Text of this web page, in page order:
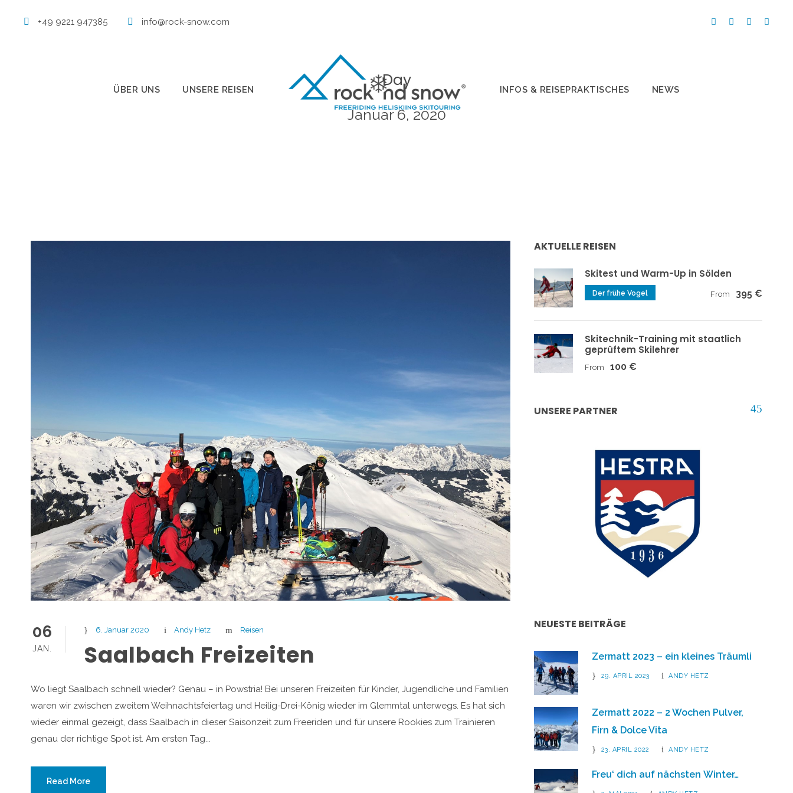
+49 9221 947385 info@rock-snow.com
ÜBER UNS UNSERE REISEN INFOS & REISEPRAKTISCHES NEWS
Day
Januar 6, 2020
06
JAN.
6. Januar 2020 Andy Hetz Reisen
Saalbach Freizeiten
Wo liegt Saalbach schnell wieder? Genau – in Powstria! Bei unseren Freizeiten für Kinder, Jugendliche und Familien
waren wir zwischen zweitem Weihnachtsfeiertag und Heilig-Drei-König wieder im Glemmtal unterwegs. Es hat sich
wieder einmal gezeigt, dass Saalbach in dieser Saisonzeit zum Freeriden und für unsere Rookies zum Trainieren
genau der richtige Spot ist. Am ersten Tag...
Read More
AKTUELLE REISEN
Skitest und Warm-Up in Sölden
Der frühe Vogel From 395 €
Skitechnik-Training mit staatlich
geprüftem Skilehrer
From 100 €
UNSERE PARTNER
HESTRA
PEAK PERFORMANCE
FRITSCHI
CONTOUR
ARVA
SALOMON
MSR
GENERATION SNOW
ROCK’nd SNOW OUTDOOR SPORTS
AGENCY
NEUESTE BEITRÄGE
Zermatt 2023 – ein kleines Träumli
29. APRIL 2023 ANDY HETZ
Zermatt 2022 – 2 Wochen Pulver,
Firn & Dolce Vita
23. APRIL 2022 ANDY HETZ
Freu‘ dich auf nächsten Winter…